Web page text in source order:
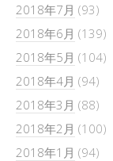
2018年7月 (93)
2018年6月 (139)
2018年5月 (104)
2018年4月 (94)
2018年3月 (88)
2018年2月 (100)
2018年1月 (94)